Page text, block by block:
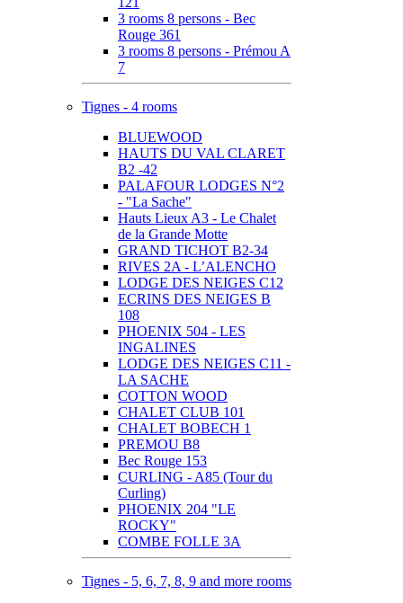
3 rooms 8 persons - Bec
Rouge 361
3 rooms 8 persons - Prémou A
7
Tignes - 4 rooms
BLUEWOOD
HAUTS DU VAL CLARET
B2 -42
PALAFOUR LODGES N°2
- "La Sache"
Hauts Lieux A3 - Le Chalet
de la Grande Motte
GRAND TICHOT B2-34
RIVES 2A - L’ALENCHO
LODGE DES NEIGES C12
ECRINS DES NEIGES B
108
PHOENIX 504 - LES
INGALINES
LODGE DES NEIGES C11 -
LA SACHE
COTTON WOOD
CHALET CLUB 101
CHALET BOBECH 1
PREMOU B8
Bec Rouge 153
CURLING - A85 (Tour du
Curling)
PHOENIX 204 "LE
ROCKY"
COMBE FOLLE 3A
Tignes - 5, 6, 7, 8, 9 and more rooms